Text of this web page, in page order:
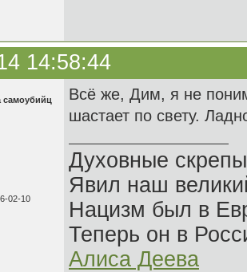
14:58:44
самоубийц
02-10
Всё же, Дим, я не
шастает по свету.
Духовные
Явил наш
Нацизм был в
Теперь он в
Алиса Деева